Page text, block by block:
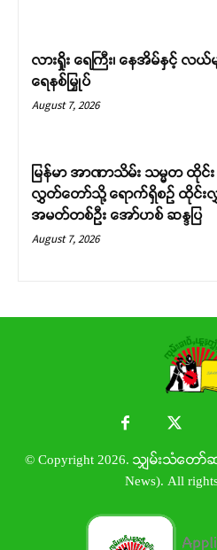
လားရှိုး ရေကြီး၊ နေအိမ်နှင့် လယ်မ
ရေနစ်မြှုပ်
August 7, 2026
မြန်မာ အာဏာသိမ်း သမ္မတ ထိုင်း
လွှတ်တော်သို့ ရောက်ရှိစဉ် ထိုင်
အမတ်တစ်ဦး အော်ဟစ် ဆန္ဒပြ
August 7, 2026
© Copyright 2026. သျှမ်းသံတော်ဆ
News). All